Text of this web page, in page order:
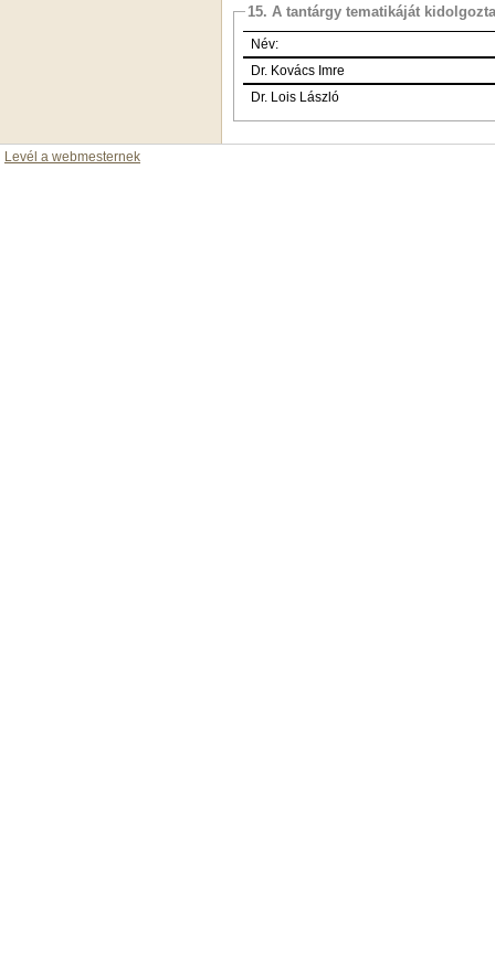
15. A tantárgy tematikáját kidolgozta
Név:
Dr. Kovács Imre
Dr. Lois László
Levél a webmesternek